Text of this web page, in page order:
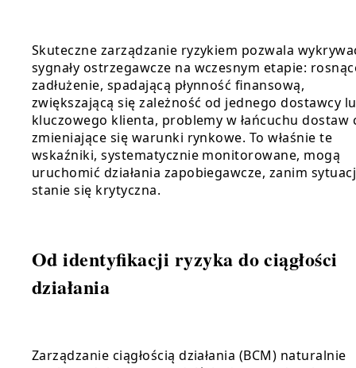
Skuteczne zarządzanie ryzykiem pozwala
sygnały ostrzegawcze na wczesnym etapie:
zadłużenie, spadającą płynność finansową,
zwiększającą się zależność od jednego dostawcy
kluczowego klienta, problemy w łańcuchu dostaw
zmieniające się warunki rynkowe. To właśnie te
wskaźniki, systematycznie monitorowane, mogą
uruchomić działania zapobiegawcze, zanim
stanie się krytyczna.
Od identyfikacji ryzyka do ciągłości
działania
Zarządzanie ciągłością działania (BCM) naturalnie